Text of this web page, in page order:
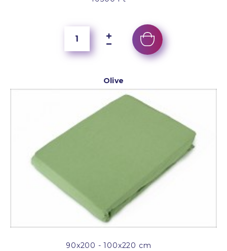
Olive
90x200 - 100x220 cm